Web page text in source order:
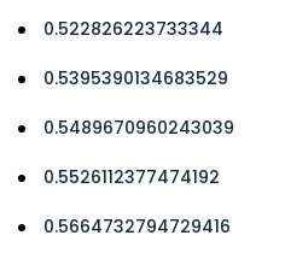
0.522826223733344
0.5395390134683529
0.5489670960243039
0.5526112377474192
0.5664732794729416